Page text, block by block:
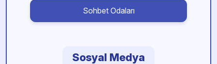
Sohbet Odaları
Sosyal Medya